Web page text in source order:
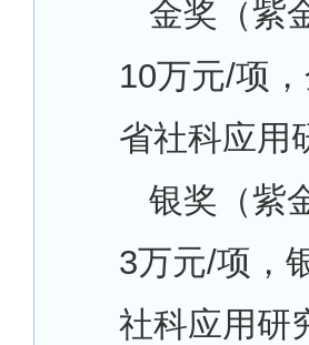
金奖（紫
10万元/项
省社科应用
银奖（紫
3万元/项，
社科应用研